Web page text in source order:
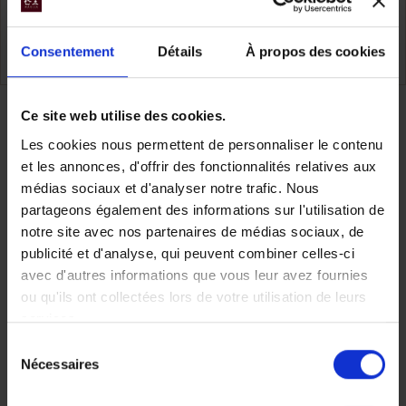
Consentement Détails À propos des cookies
Ce site web utilise des cookies.
Les cookies nous permettent de personnaliser le contenu
et les annonces, d'offrir des fonctionnalités relatives aux
médias sociaux et d'analyser notre trafic. Nous
partageons également des informations sur l'utilisation de
notre site avec nos partenaires de médias sociaux, de
publicité et d'analyse, qui peuvent combiner celles-ci
avec d'autres informations que vous leur avez fournies
ou qu'ils ont collectées lors de votre utilisation de leurs
services.
Nécessaires
Namibie
TOUS NOS VOYAGES NAMIBIE
Partager
Faites nous part de vos
envies